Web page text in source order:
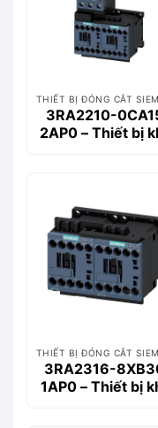
THIẾT BỊ ĐÓNG CẮT
3RA2210-
2AP0 – Thiết bị
THIẾT BỊ ĐÓNG CẮT
3RA2316-
1AP0 – Thiết bị